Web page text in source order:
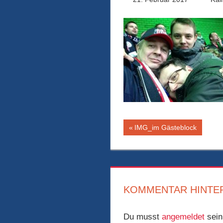
Vorheriger
IMG_im Gästeblock
KOMMENTAR
Du musst angemeldet